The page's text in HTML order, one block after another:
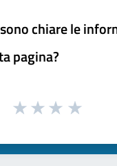
chiare le
pagina?